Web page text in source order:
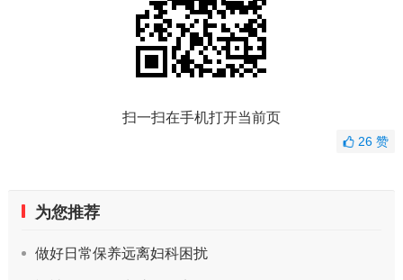
扫一扫在手机打开当前页
26赞
为您推荐
做好日常保养远离妇科困扰